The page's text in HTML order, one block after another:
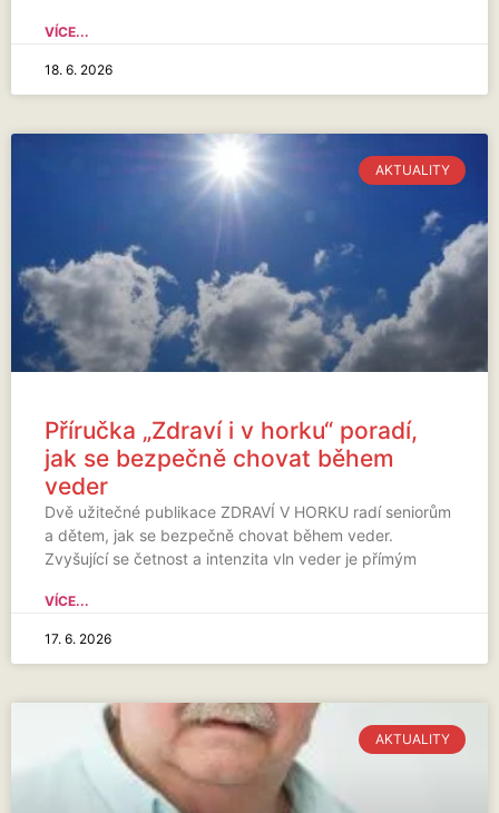
VÍCE...
18. 6. 2026
AKTUALITY
Příručka „Zdraví i v horku“ poradí,
jak se bezpečně chovat během
veder
Dvě užitečné publikace ZDRAVÍ V HORKU radí seniorům
a dětem, jak se bezpečně chovat během veder.
Zvyšující se četnost a intenzita vln veder je přímým
VÍCE...
17. 6. 2026
AKTUALITY